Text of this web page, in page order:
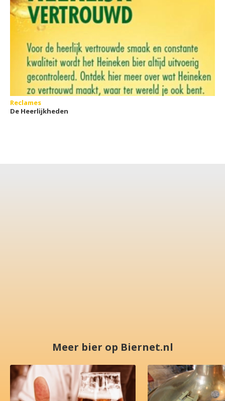
Reclames
De Heerlijkheden
Meer bier op Biernet.nl